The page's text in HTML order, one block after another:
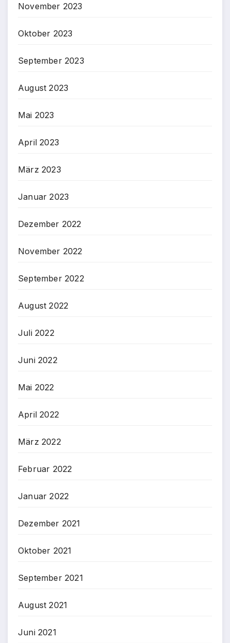
November 2023
Oktober 2023
September 2023
August 2023
Mai 2023
April 2023
März 2023
Januar 2023
Dezember 2022
November 2022
September 2022
August 2022
Juli 2022
Juni 2022
Mai 2022
April 2022
März 2022
Februar 2022
Januar 2022
Dezember 2021
Oktober 2021
September 2021
August 2021
Juni 2021